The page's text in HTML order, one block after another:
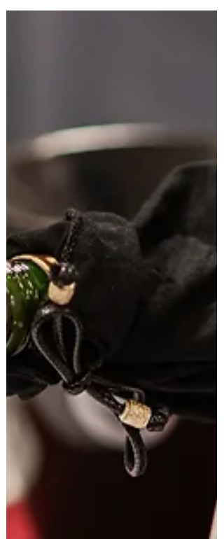
Sul (ABS-RS) oferece o Vinhas e Vinhos da
Kunz e Vinícius Santiago - certificados
como Italian Wine Amba